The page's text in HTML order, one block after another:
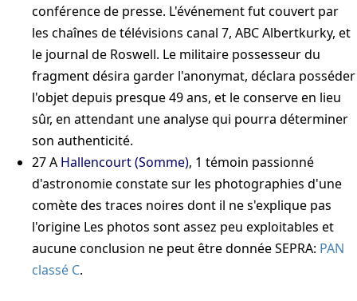
conférence de presse. L'événement fut couvert par
les chaînes de télévisions canal 7, ABC Albertkurky, et
le journal de Roswell. Le militaire possesseur du
fragment désira garder l'anonymat, déclara posséder
l'objet depuis presque 49 ans, et le conserve en lieu
sûr, en attendant une analyse qui pourra déterminer
son authenticité.
27A Hallencourt (Somme), 1 témoin passionné
d'astronomie constate sur les photographies d'une
comète des traces noires dont il ne s'explique pas
l'origine Les photos sont assez peu exploitables et
aucune conclusion ne peut être donnéeSEPRA: PAN
classé C.